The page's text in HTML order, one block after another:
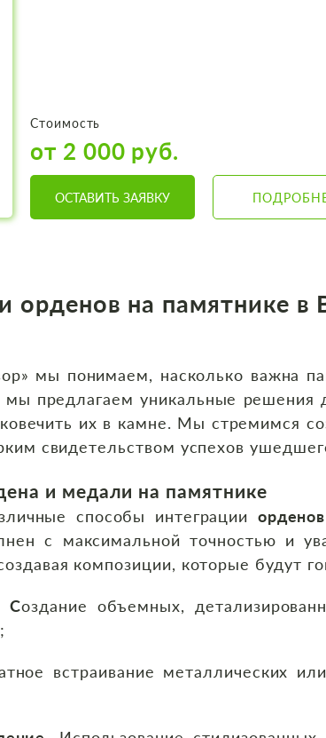
Стоимость
от 2 000 руб.
ОСТАВИТЬ ЗАЯВКУ
орденов на памятнике
мы понимаем, насколько важна
предлагаем уникальные решения
их в камне. Мы стремимся
свидетельством успехов
и медали на памятнике
способы интеграции
с максимальной точностью и
композиции, которые будут
Создание объемных,
встраивание металлических